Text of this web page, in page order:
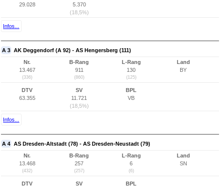
29.028
5.370
(18,5%)
Infos...
A 3 AK Deggendorf (A 92) - AS Hengersberg (111)
Nr.
13.467
(336)
B-Rang
911
(860)
L-Rang
130
(125)
Land
BY
DTV
63.355
SV
11.721
(18,5%)
BPL
VB
Infos...
A 4 AS Dresden-Altstadt (78) - AS Dresden-Neustadt (79)
Nr.
13.468
(432)
B-Rang
257
(257)
L-Rang
6
(6)
Land
SN
DTV
SV
BPL